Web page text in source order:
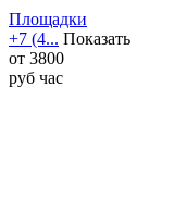
Площадки
+7 (4... Показать
от 3800
руб час